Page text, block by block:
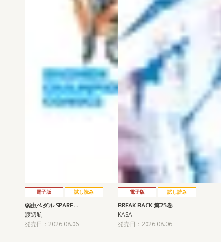
電子版 試し読み
弱虫ペダル SPARE …
渡辺航
発売日：2026.08.06
電子版 試し読み
BREAK BACK 第25巻
KASA
発売日：2026.08.06